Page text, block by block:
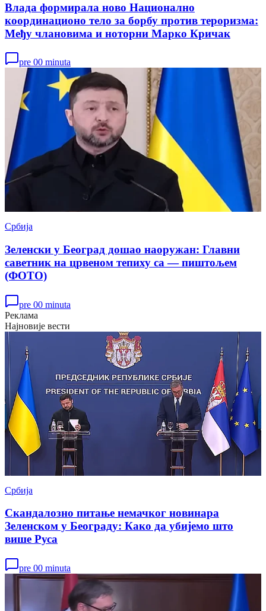
Влада формирала ново Национално
координационо тело за борбу против тероризма:
Међу члановима и ноторни Марко Кричак
pre 00 minuta
Србија
Зеленски у Београд дошао наоружан: Главни
саветник на црвеном тепиху са — пиштољем
(ФОТО)
pre 00 minuta
Реклама
Најновије вести
Србија
Скандалозно питање немачког новинара
Зеленском у Београду: Како да убијемо што
више Руса
pre 00 minuta